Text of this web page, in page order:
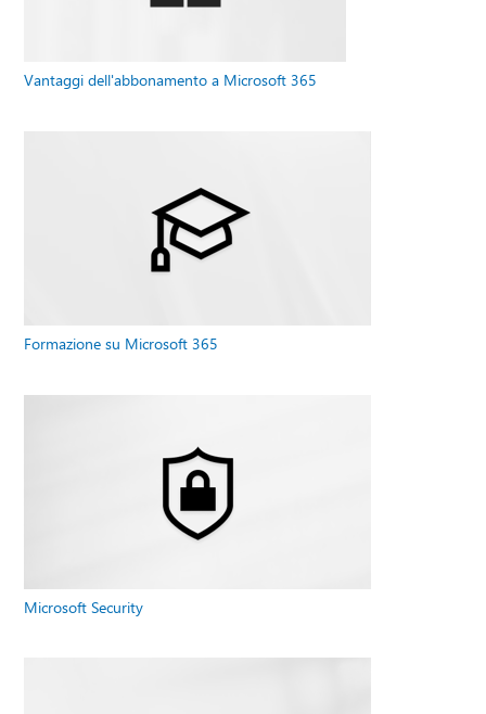
Vantaggi dell'abbonamento a Microsoft 365
Formazione su Microsoft 365
Microsoft Security